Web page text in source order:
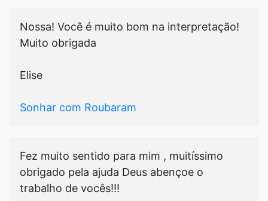
Nossa! Você é muito bom na interpretação!
Muito obrigada
Elise
Sonhar com Roubaram
Fez muito sentido para mim , muitíssimo
obrigado pela ajuda Deus abençoe o
trabalho de vocês!!!